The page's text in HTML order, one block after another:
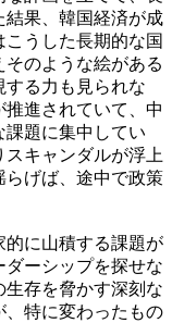
結果、韓国経済が成
うした長期的な国
のような絵がある
する力も見られな
進されていて、中
課題に集中してい
キャンダルが浮上
らげば、途中で政策
的に山積する課題が
ーシップを探せな
存を脅かす深刻な
、特に変わったもの